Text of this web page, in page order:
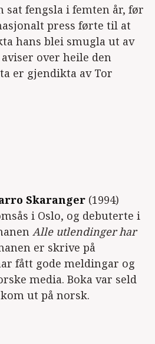
sat fengsla i femten år, før
press førte til at
hans blei smugla ut av
over heile den
er gjendikta av Tor
Skaranger (1994)
i Oslo, og debuterte i
Alle utlendinger har
er skrive på
fått gode meldingar og
media. Boka var seld
ut på norsk.